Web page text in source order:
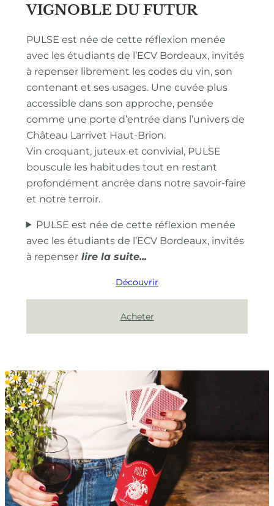
VIGNOBLE DU FUTUR
PULSE est née de cette réflexion menée
avec les étudiants de l’ECV Bordeaux, invités
à repenser librement les codes du vin, son
contenant et ses usages. Une cuvée plus
accessible dans son approche, pensée
comme une porte d’entrée dans l’univers de
Château Larrivet Haut-Brion.
Vin croquant, juteux et convivial, PULSE
bouscule les habitudes tout en restant
profondément ancrée dans notre savoir-faire
et notre terroir.
PULSE est née de cette réflexion menée
avec les étudiants de l’ECV Bordeaux, invités
à repenser
Découvrir
Acheter